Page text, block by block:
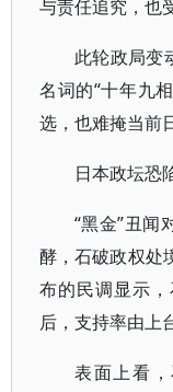
与责任追究，也
此轮政局变
名词的“十年九
选，也难掩当前
日本政坛恐
“黑金”丑闻
酵，石破政权处
布的民调显示
后，支持率由上
表面上看